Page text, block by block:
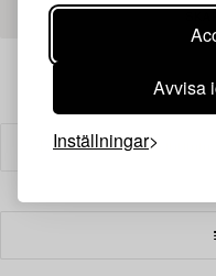
Avvisa
Inställningar